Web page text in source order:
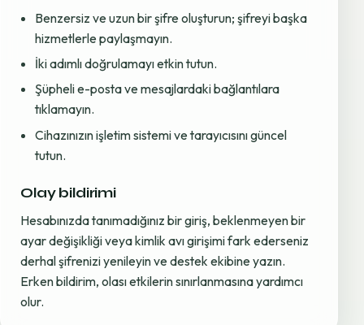
Benzersiz ve uzun bir şifre oluşturun; şifreyi başka
hizmetlerle paylaşmayın.
İki adımlı doğrulamayı etkin tutun.
Şüpheli e-posta ve mesajlardaki bağlantılara
tıklamayın.
Cihazınızın işletim sistemi ve tarayıcısını güncel
tutun.
Olay bildirimi
Hesabınızda tanımadığınız bir giriş, beklenmeyen bir
ayar değişikliği veya kimlik avı girişimi fark ederseniz
derhal şifrenizi yenileyin ve destek ekibine yazın.
Erken bildirim, olası etkilerin sınırlanmasına yardımcı
olur.